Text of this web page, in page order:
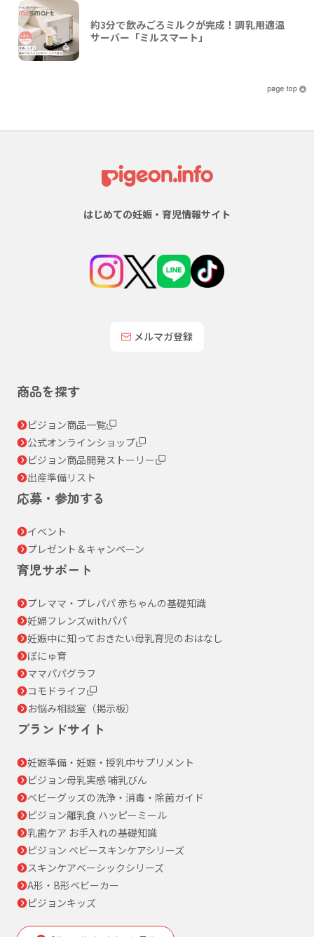
約3分で飲みごろミルクが完成！調乳用適温
サーバー「ミルスマート」
はじめての妊娠・育児情報サイト
メルマガ登録
商品を探す
ピジョン商品一覧
公式オンラインショップ
ピジョン商品開発ストーリー
出産準備リスト
応募・参加する
イベント
プレゼント＆キャンペーン
育児サポート
プレママ・プレパパ 赤ちゃんの基礎知識
妊婦フレンズwithパパ
妊娠中に知っておきたい母乳育児のおはなし
ぼにゅ育
ママパパグラフ
コモドライフ
お悩み相談室（掲示板）
ブランドサイト
妊娠準備・妊娠・授乳中サプリメント
ピジョン母乳実感 哺乳びん
ベビーグッズの洗浄・消毒・除菌ガイド
ピジョン離乳食 ハッピーミール
乳歯ケア お手入れの基礎知識
ピジョン ベビースキンケアシリーズ
スキンケアベーシックシリーズ
A形・B形ベビーカー
ピジョンキッズ